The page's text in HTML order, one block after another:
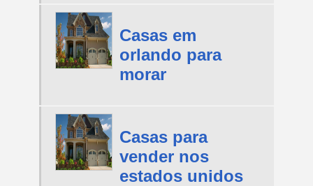
Casas em
orlando para
morar
Casas para
vender nos
estados unidos